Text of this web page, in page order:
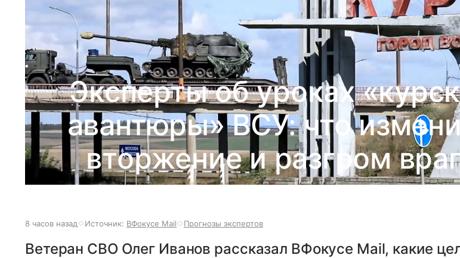
Эксперты об уроках
авантюры» ВСУ: что
вторжение и разгром
8 часов назад Источник: ВФокусе Mail Прогнозы экспертов
Ветеран СВО Олег Иванов рассказал ВФокусе Mail, какие